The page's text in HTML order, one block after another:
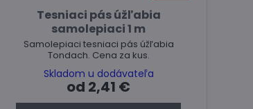
Tesniaci pás úžľabia
samolepiaci 1 m
Samolepiaci tesniaci pás úžľabia
Tondach. Cena za kus.
Skladom u dodávateľa
od 2,41 €